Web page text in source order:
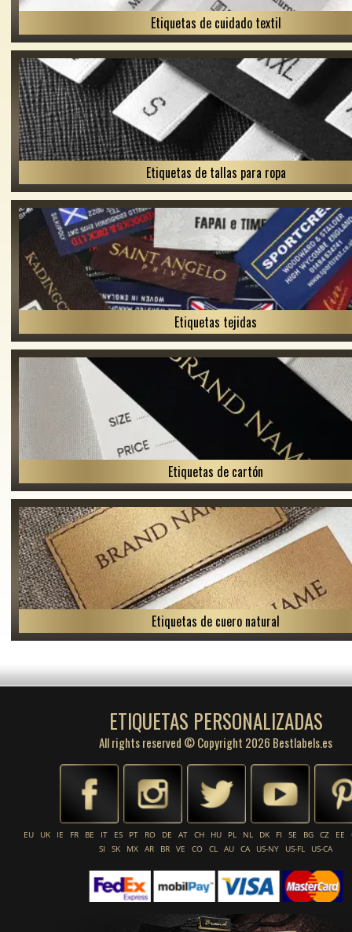
Etiquetas de cuidado textil
Etiquetas de tallas para ropa
Etiquetas tejidas
Etiquetas de cartón
Etiquetas de cuero natural
ETIQUETAS PERSONALIZADAS
All rights reserved © Copyright 2026 Bestlabels.es
EU UK IE FR BE IT ES PT RO DE AT CH HU PL NL DK FI SE BG CZ EE
SI
SK MX AR BR VE CO CL AU CA US-NY US-FL US-CA